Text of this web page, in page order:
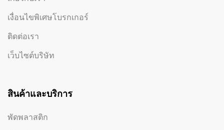
เงื่อนไขพิเศษโบรกเกอร์
ติดต่อเรา
เว็บไซต์บริษัท
สินค้าและบริการ
พัดพลาสติก